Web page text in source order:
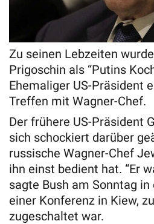
Zu seinen Lebzeiten
Prigoschin als “Putins
Ehemaliger US-Präsident
Treffen mit Wagner-Chef.
Der frühere US-Präsident
sich schockiert darüber
russische Wagner-Chef
ihn einst bedient hat. “Er
sagte Bush am Sonntag
einer Konferenz in Kiew,
zugeschaltet war.